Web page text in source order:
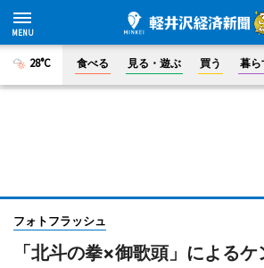
28°C 食べる 見る・遊ぶ 買う 暮ら
フォトフラッシュ
「北斗の拳×御歌頭」による